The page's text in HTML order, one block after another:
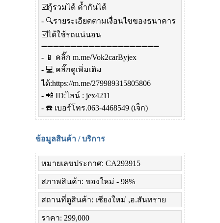
☑️กู้รวมได้ ค้ำกันได้
- 🔍รายระเอียดตามเงื่อนไขของธนาคาร
☑️ได้ใช้รถแน่นอน
➖➖➖➖➖➖➖➖➖➖➖➖➖➖➖➖➖➖➖➖
- 📱 คลิ๊ก m.me/Vok2carByjex
- 💻 คลิ๊กดูเพิ่มเติม
ได้:https://m.me/279989315805806
- 📲 ID:ไลน์ : jex4211
- ☎️ เบอร์โทร.063-4468549 (เจ็ก)
ข้อมูลสินค้า / บริการ
หมายเลขประกาศ: CA293915
สภาพสินค้า: ของใหม่ - 98%
สถานที่ดูสินค้า: เชียงใหม่ ,อ.สันทราย
ราคา: 299,000